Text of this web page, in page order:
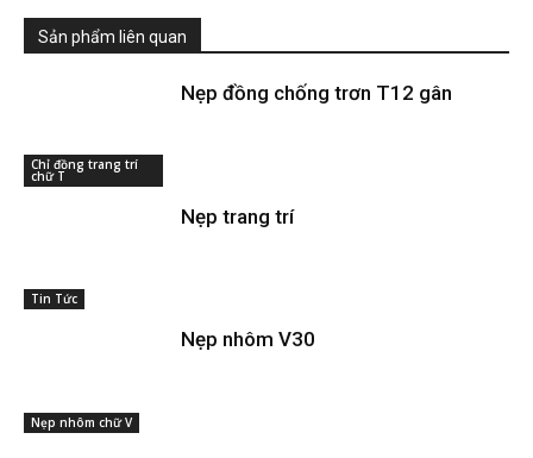
Sản phẩm liên quan
Chỉ đồng trang trí
chữ T
Nẹp đồng chống trơn T12 gân
Tin Tức
Nẹp trang trí
Nẹp nhôm chữ V
Nẹp nhôm V30